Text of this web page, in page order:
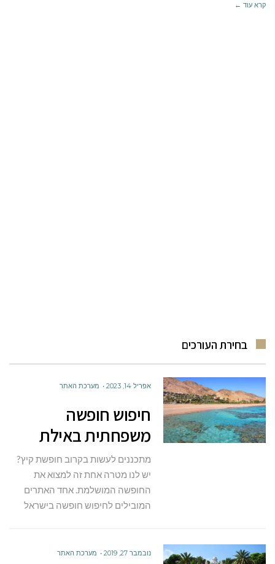
קרא עוד ←
בחירת העורכים
אפריל 14, 2023 מערכת האתר
חיפוש חופשה
משפחתית באילת
מתכננים לעשות בקרוב חופשת קיץ?
יש לנו מטרה אחת זה למצוא את
החופשה המושלמת. אחד האתרים
המובילים לחיפוש חופשה בישראל
נובמבר 27, 2019 מערכת האתר